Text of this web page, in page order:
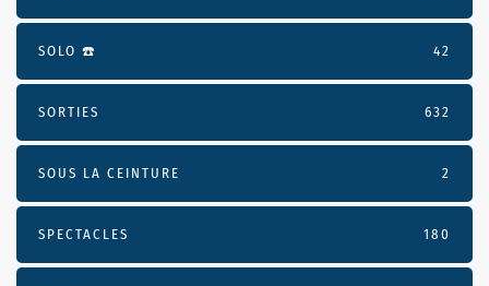
SOLO ☎️ 42
SORTIES 632
SOUS LA CEINTURE 2
SPECTACLES 180